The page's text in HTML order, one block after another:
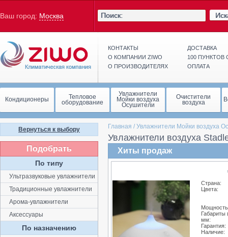
Ваш город: Москва
КОНТАКТЫ
О КОМПАНИИ ZIWO
О ПРОИЗВОДИТЕЛЯХ
ДОСТАВКА
100
ОПЛАТА
Кондиционеры Тепловое
оборудование
Увлажнители
Мойки воздуха
Осушители
Очистители
воздуха
Главная / Увлажнители Мойки воздуха
Увлажнители воздуха
Хиты продаж
Страна:
Цвета:
мм:
Гарантия:
Наличие:
Вернуться к выбору
Подобрать
По типу
Ультразвуковые увлажнители
Традиционные увлажнители
Арома-увлажнители
Аксессуары
По назначению